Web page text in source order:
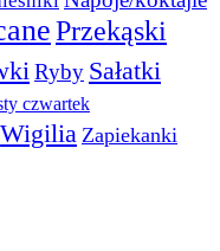
Przekąski
Ryby Sałatki
czwartek
Wigilia Zapiekanki